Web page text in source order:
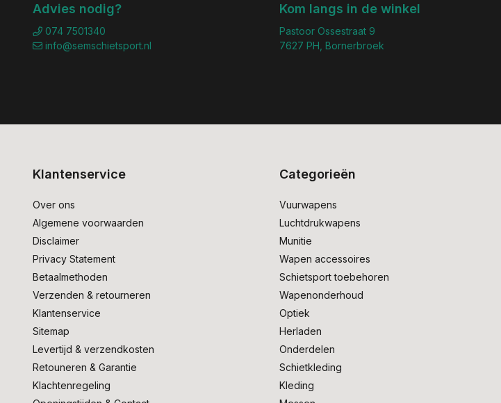
Advies nodig?
074 7501340
info@semschietsport.nl
Kom langs in de winkel
Pastoor Ossestraat 9
7627 PH, Bornerbroek
Klantenservice
Over ons
Algemene voorwaarden
Disclaimer
Privacy Statement
Betaalmethoden
Verzenden & retourneren
Klantenservice
Sitemap
Levertijd & verzendkosten
Retouneren & Garantie
Klachtenregeling
Categorieën
Vuurwapens
Luchtdrukwapens
Munitie
Wapen accessoires
Schietsport toebehoren
Wapenonderhoud
Optiek
Herladen
Onderdelen
Schietkleding
Kleding